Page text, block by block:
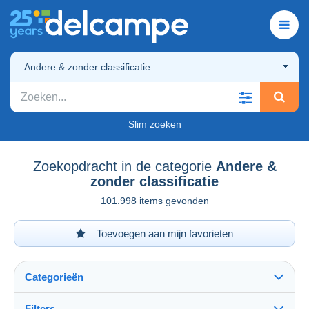
Andere & zonder classificatie
Slim zoeken
Zoekopdracht in de categorie Andere &
zonder classificatie
101.998 items gevonden
Toevoegen aan mijn favorieten
Categorieën